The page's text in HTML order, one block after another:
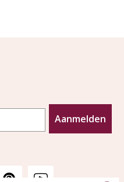
Aanmelden